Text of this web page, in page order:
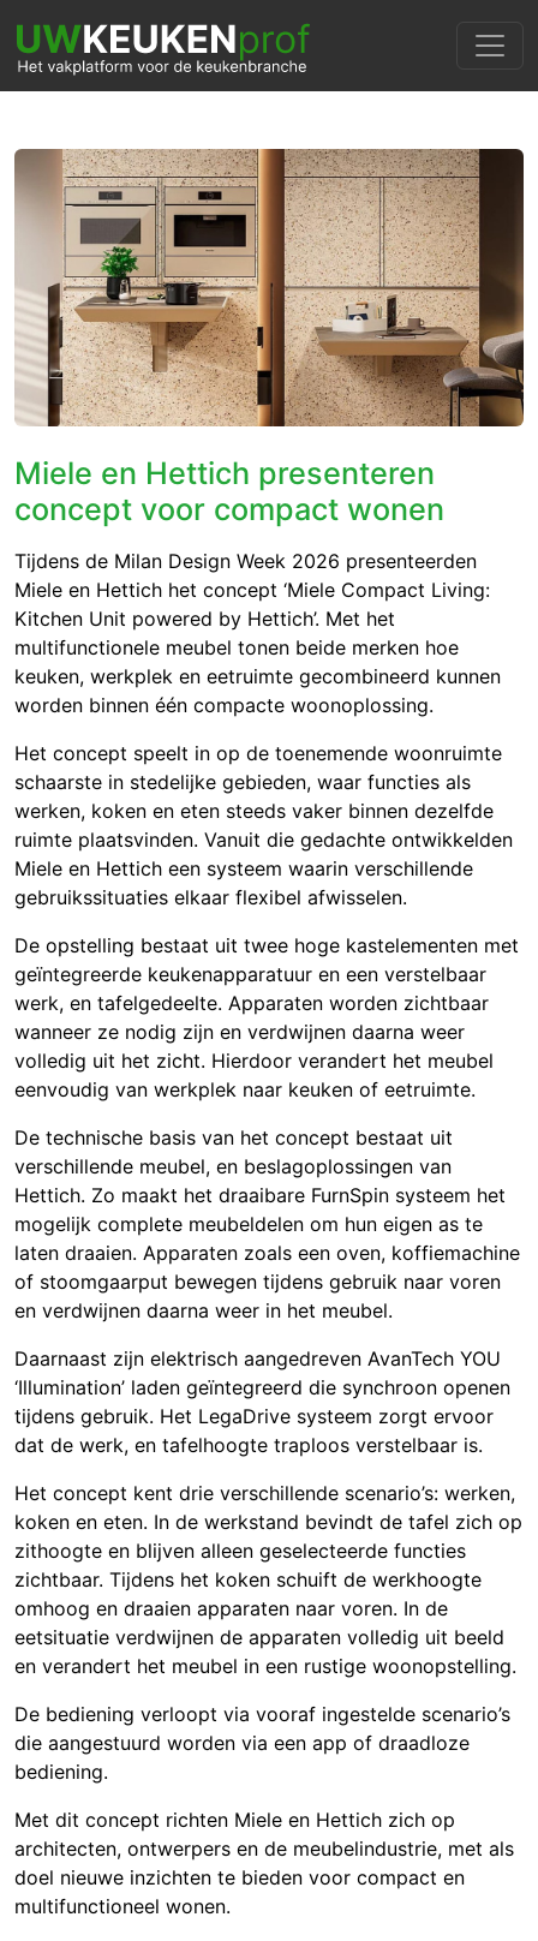
Miele en Hettich presenteren
concept voor compact wonen
Tijdens de Milan Design Week 2026 presenteerden
Miele en Hettich het concept ‘Miele Compact Living:
Kitchen Unit powered by Hettich’. Met het
multifunctionele meubel tonen beide merken hoe
keuken, werkplek en eetruimte gecombineerd kunnen
worden binnen één compacte woonoplossing.
Het concept speelt in op de toenemende woonruimte
schaarste in stedelijke gebieden, waar functies als
werken, koken en eten steeds vaker binnen dezelfde
ruimte plaatsvinden. Vanuit die gedachte ontwikkelden
Miele en Hettich een systeem waarin verschillende
gebruikssituaties elkaar flexibel afwisselen.
De opstelling bestaat uit twee hoge kastelementen met
geïntegreerde keukenapparatuur en een verstelbaar
werk, en tafelgedeelte. Apparaten worden zichtbaar
wanneer ze nodig zijn en verdwijnen daarna weer
volledig uit het zicht. Hierdoor verandert het meubel
eenvoudig van werkplek naar keuken of eetruimte.
De technische basis van het concept bestaat uit
verschillende meubel, en beslagoplossingen van
Hettich. Zo maakt het draaibare FurnSpin systeem het
mogelijk complete meubeldelen om hun eigen as te
laten draaien. Apparaten zoals een oven, koffiemachine
of stoomgaarput bewegen tijdens gebruik naar voren
en verdwijnen daarna weer in het meubel.
Daarnaast zijn elektrisch aangedreven AvanTech YOU
‘Illumination’ laden geïntegreerd die synchroon openen
tijdens gebruik. Het LegaDrive systeem zorgt ervoor
dat de werk, en tafelhoogte traploos verstelbaar is.
Het concept kent drie verschillende scenario’s: werken,
koken en eten. In de werkstand bevindt de tafel zich op
zithoogte en blijven alleen geselecteerde functies
zichtbaar. Tijdens het koken schuift de werkhoogte
omhoog en draaien apparaten naar voren. In de
eetsituatie verdwijnen de apparaten volledig uit beeld
en verandert het meubel in een rustige woonopstelling.
De bediening verloopt via vooraf ingestelde scenario’s
die aangestuurd worden via een app of draadloze
bediening.
Met dit concept richten Miele en Hettich zich op
architecten, ontwerpers en de meubelindustrie, met als
doel nieuwe inzichten te bieden voor compact en
multifunctioneel wonen.